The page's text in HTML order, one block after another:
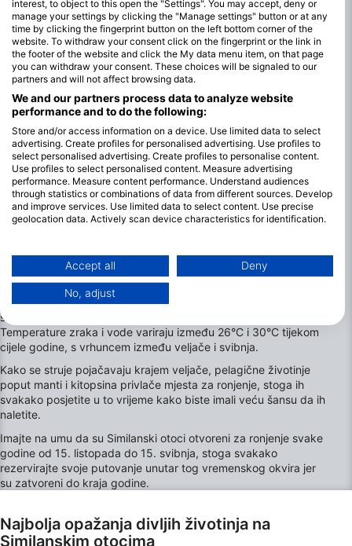
Najbolji mjeseci za ronjenje na
Similanskim otocima
Ronjenje je moguće tijekom cijele godine u regiji, jer područje
ima koristi od tople tropske klime. Od studenog do svibnja
Najbolja sezona za ronjenje obično je između veljače i travnja,
kada je mirno more uobičajeno, a vidljivost najjasnija, u rasponu
od 25 do 40 metara. Kiša je također rijetka u tim mjesecima, a
sunčano i vedro nebo je gotovo zajamčeno svakodnevno.
Temperature zraka i vode variraju između 26°C i 30°C tijekom
cijele godine, s vrhuncem između veljače i svibnja.
Kako se struje pojačavaju krajem veljače, pelagične životinje
poput manti i kitopsina privlače mjesta za ronjenje, stoga ih
svakako posjetite u to vrijeme kako biste imali veću šansu da ih
naletite.
Imajte na umu da su Similanski otoci otvoreni za ronjenje svake
godine od 15. listopada do 15. svibnja, stoga svakako
rezervirajte svoje putovanje unutar tog vremenskog okvira jer
su zatvoreni do kraja godine.
Najbolja opažanja divljih životinja na
Similanskim otocima
interest, to object to this open the "Settings". You may accept, deny or
manage your settings by clicking the "Manage settings" button or at any
time by clicking the fingerprint button on the left bottom corner of the
website. To withdraw your consent click on the fingerprint or the link in
the footer of the website and click the My data menu item, on that page
you can withdraw your consent. These choices will be signaled to our
partners and will not affect browsing data.
We and our partners process data to analyze website
performance and to do the following:
Store and/or access information on a device. Use limited data to select
advertising. Create profiles for personalised advertising. Use profiles to
select personalised advertising. Create profiles to personalise content.
Use profiles to select personalised content. Measure advertising
performance. Measure content performance. Understand audiences
through statistics or combinations of data from different sources. Develop
and improve services. Use limited data to select content. Use precise
geolocation data. Actively scan device characteristics for identification.
Data may be shared outside of the European Union and send to the USA.
Your consent and the cookie policy applies solely to this website/app.
View Partner List (1 IAB Vendors)
IAB processing purposes:
Use limited data to select advertising
Use profiles to select personalised
advertising
Use profiles to select personalised content
Accept all Deny
No, adjust